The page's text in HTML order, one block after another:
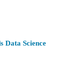
Data Science